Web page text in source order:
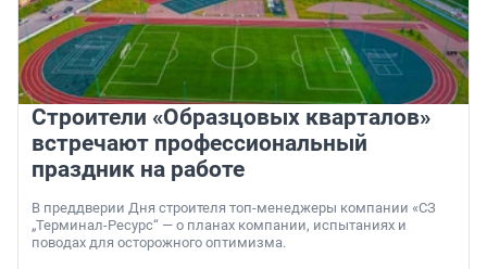
Строители «Образцовых кварталов»
встречают профессиональный
праздник на работе
В преддверии Дня строителя топ-менеджеры компании «СЗ
„Терминал-Ресурс“ — о планах компании, испытаниях и
поводах для осторожного оптимизма.